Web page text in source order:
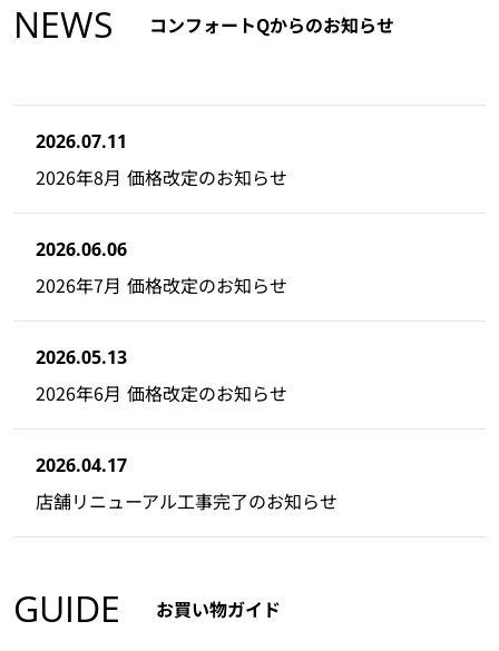
NEWS コンフォートQからのお知らせ
2026.07.11
2026年8月 価格改定のお知らせ
2026.06.06
2026年7月 価格改定のお知らせ
2026.05.13
2026年6月 価格改定のお知らせ
2026.04.17
店舗リニューアル工事完了のお知らせ
GUIDE お買い物ガイド